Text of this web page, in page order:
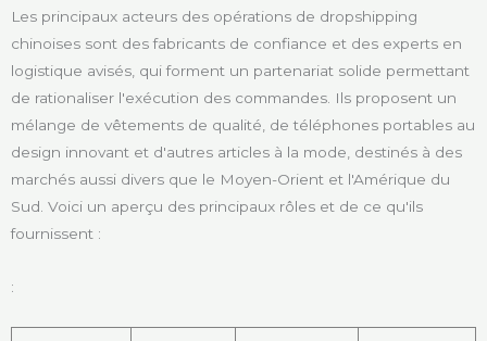
Les principaux acteurs des opérations de dropshipping
chinoises sont des fabricants de confiance et des experts en
logistique avisés, qui forment un partenariat solide permettant
de rationaliser l'exécution des commandes. Ils proposent un
mélange de vêtements de qualité, de téléphones portables au
design innovant et d'autres articles à la mode, destinés à des
marchés aussi divers que le Moyen-Orient et l'Amérique du
Sud. Voici un aperçu des principaux rôles et de ce qu'ils
fournissent :
: